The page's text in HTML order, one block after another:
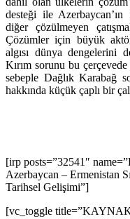
desteği ile Azerbaycan’ın
diğer çözülmeyen
Çözümler için büyük
algısı dünya dengelerini
Kırım sorunu bu
sebeple Dağlık Karabağ
hakkında küçük çaplı bir
[irp posts=”32541″
Azerbaycan – Ermenistan
Tarihsel Gelişimi”]
[vc_toggle